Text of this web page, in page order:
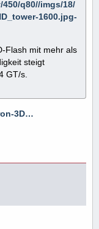
q80//imgs/18/
1600.jpg-
Flash mit mehr als
steigt
GT/s.
3D…